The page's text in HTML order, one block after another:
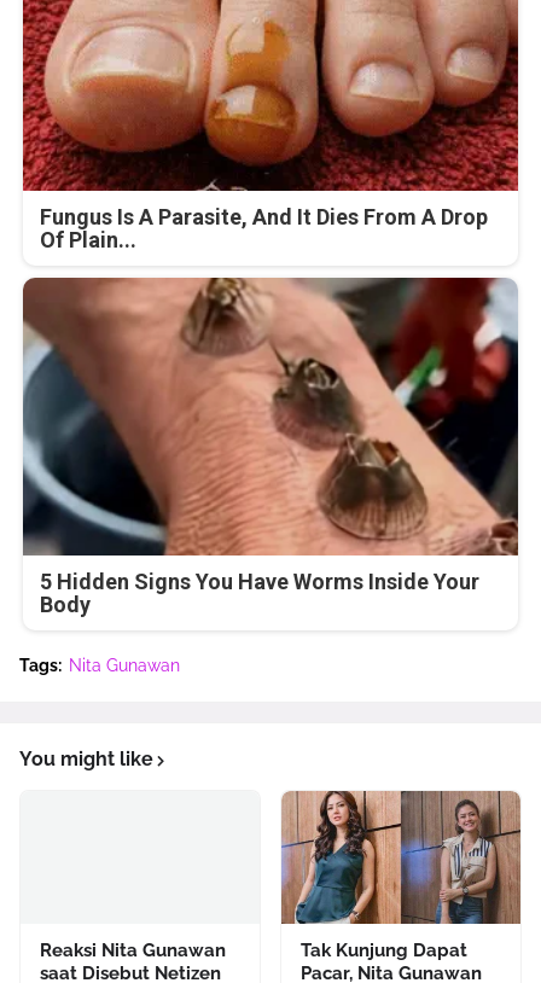
Fungus Is A Parasite, And It Dies From A Drop
Of Plain...
5 Hidden Signs You Have Worms Inside Your
Body
Tags: Nita Gunawan
You might like
Reaksi Nita Gunawan
saat Disebut Netizen
Tak Kunjung Dapat
Pacar, Nita Gunawan